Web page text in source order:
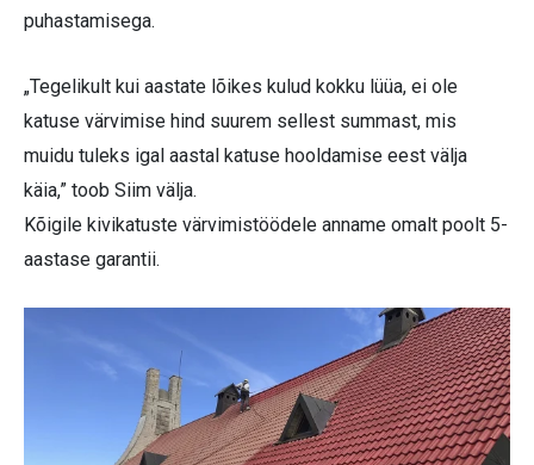
puhastamisega.
„Tegelikult kui aastate lõikes kulud kokku lüüa, ei ole
katuse värvimise hind suurem sellest summast, mis
muidu tuleks igal aastal katuse hooldamise eest välja
käia,” toob Siim välja.
Kõigile kivikatuste värvimistöödele anname omalt poolt 5-
aastase garantii.